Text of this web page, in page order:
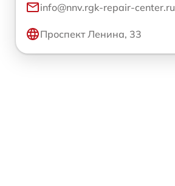
info@nnv.rgk-repair-center.ru
Проспект Ленина, 33